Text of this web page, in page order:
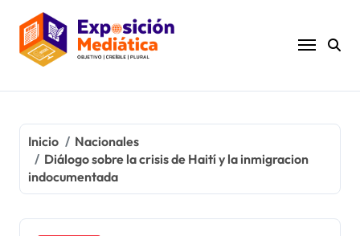
contenido
Inicio
Nacionales
Diálogo sobre la crisis de Haití y la inmigracion
indocumentada